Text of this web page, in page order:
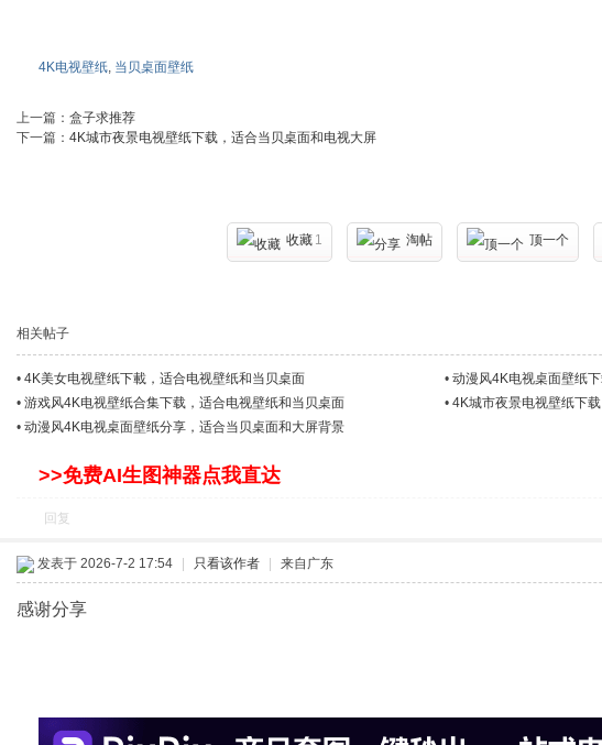
4K电视壁纸, 当贝桌面壁纸
上一篇： 盒子求推荐
下一篇： 4K城市夜景电视壁纸下载，适合当贝桌面和电视大屏
收藏 1 淘帖 顶一个
相关帖子
• 4K美女电视壁纸下載，适合电视壁纸和当贝桌面 • 动漫风4K电视桌面壁纸
• 游戏风4K电视壁纸合集下载，适合电视壁纸和当贝桌面 • 4K城市夜景电视壁纸下
• 动漫风4K电视桌面壁纸分享，适合当贝桌面和大屏背景
>>免费AI生图神器点我直达
回复
发表于 2026-7-2 17:54 只看该作者 来自广东
感谢分享